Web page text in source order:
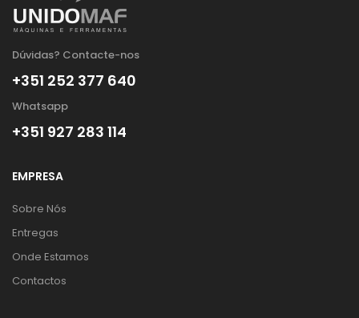
Dúvidas? Contacte-nos
+351 252 377 640
Whatsapp
+351 927 283 114
EMPRESA
Sobre Nós
Entregas
Onde Estamos
Contactos